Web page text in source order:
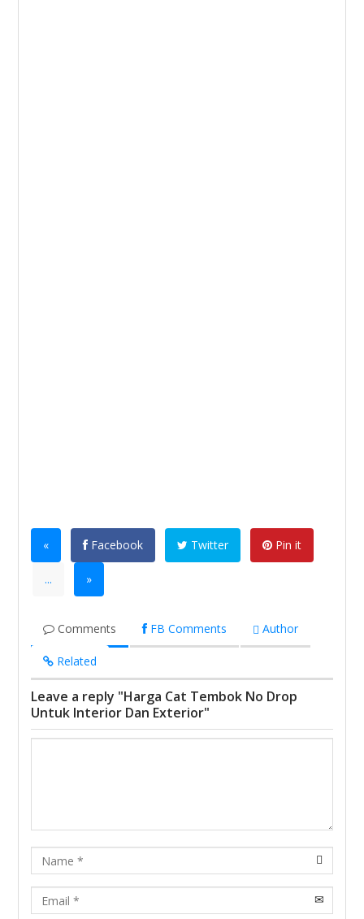
« Facebook Twitter Pin it
... »
Comments FB Comments Author
Related
Leave a reply "Harga Cat Tembok No Drop
Untuk Interior Dan Exterior"
Name
Email